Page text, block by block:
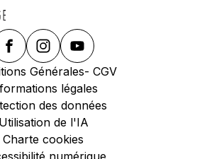
Générales- CGV
légales
des données
Utilisation de l'IA
Charte cookies